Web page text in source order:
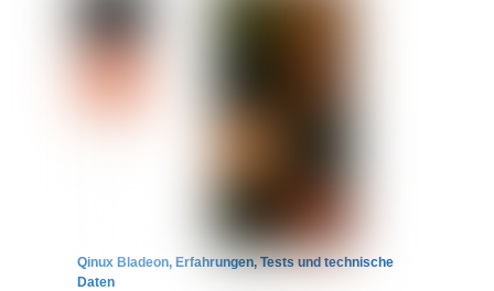
Qinux Bladeon, Erfahrungen, Tests und technische
Daten